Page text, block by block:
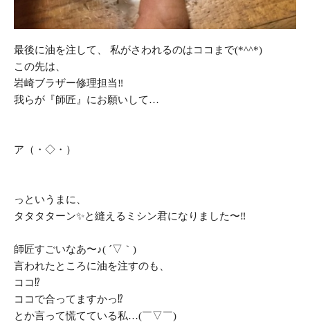
最後に油を注して、 私がさわれるのはココまで(*^^*)
この先は、
岩崎ブラザー修理担当‼︎
我らが『師匠』にお願いして…
ア（・◇・）
っというまに、
タタタターン✨と縫えるミシン君になりました〜‼︎
師匠すごいなあ〜♪( ´▽｀)
言われたところに油を注すのも、
ココ⁉︎
ココで合ってますかっ⁉︎
とか言って慌てている私…(￣▽￣)